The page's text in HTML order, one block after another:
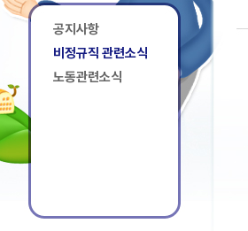
공지사항
비정규직 관련소식
노동관련소식